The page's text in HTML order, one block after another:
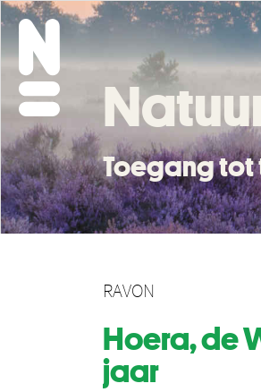
Toegang tot
RAVON
Hoera, de
jaar